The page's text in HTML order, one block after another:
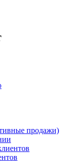
продажи)